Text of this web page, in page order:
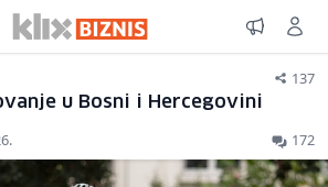
137
u Bosni i Hercegovini
172